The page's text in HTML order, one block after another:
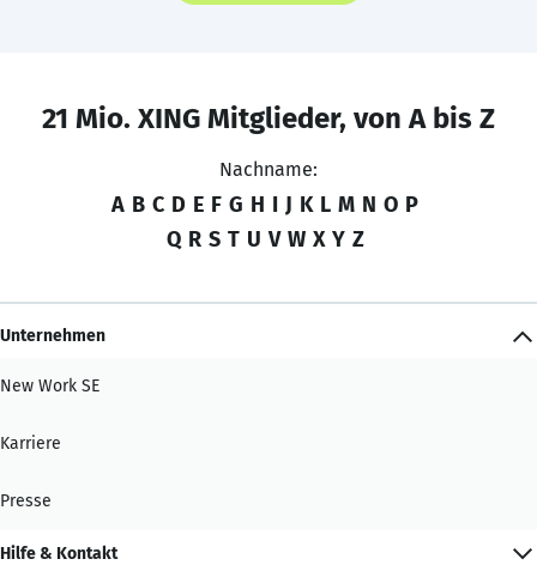
21 Mio. XING Mitglieder, von A bis Z
Nachname:
A B C D E F G H I J K L M N O P
Q R S T U V W X Y Z
Unternehmen
New Work SE
Karriere
Presse
Hilfe & Kontakt